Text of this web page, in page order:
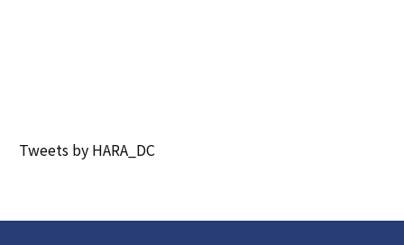
Tweets by HARA_DC